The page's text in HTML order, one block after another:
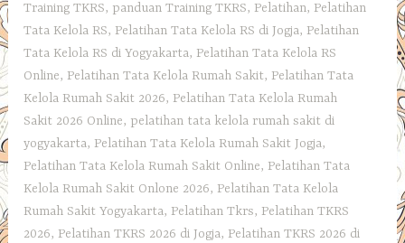
Training TKRS, panduan Training TKRS, Pelatihan, Pelatihan
Tata Kelola RS, Pelatihan Tata Kelola RS di Jogja, Pelatihan
Tata Kelola RS di Yogyakarta, Pelatihan Tata Kelola RS
Online, Pelatihan Tata Kelola Rumah Sakit, Pelatihan Tata
Kelola Rumah Sakit 2026, Pelatihan Tata Kelola Rumah
Sakit 2026 Online, pelatihan tata kelola rumah sakit di
yogyakarta, Pelatihan Tata Kelola Rumah Sakit Jogja,
Pelatihan Tata Kelola Rumah Sakit Online, Pelatihan Tata
Kelola Rumah Sakit Onlone 2026, Pelatihan Tata Kelola
Rumah Sakit Yogyakarta, Pelatihan Tkrs, Pelatihan TKRS
2026, Pelatihan TKRS 2026 di Jogja, Pelatihan TKRS 2026 di